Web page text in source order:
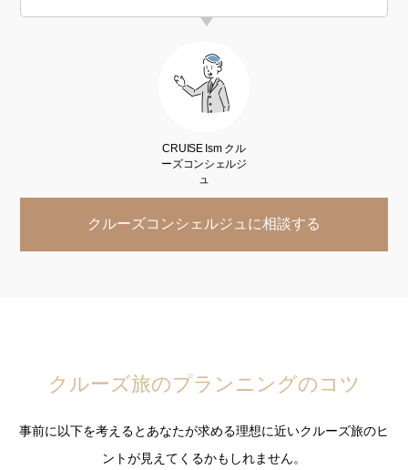
クルーズコンシェルジュに相談する
クルーズ旅のプランニングのコツ
事前に以下を考えるとあなたが求める理想に近いクルーズ旅のヒ
ントが見えてくるかもしれません。